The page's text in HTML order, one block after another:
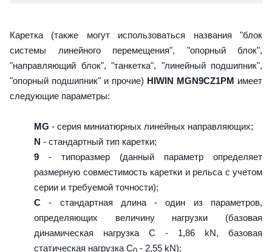
Каретка (также могут использоваться названия "блок
системы линейного перемещения", "опорный блок",
"направляющий блок", "танкетка", "линейный подшипник",
"опорный подшипник" и прочие) HIWIN MGN9CZ1PM имеет
следующие параметры:
MG - серия миниатюрных линейных направляющих;
N - стандартный тип каретки;
9 - типоразмер (данный параметр определяет
размерную совместимость каретки и рельса с учетом
серии и требуемой точности);
C - стандартная длина - один из параметров,
определяющих величину нагрузки (базовая
динамическая нагрузка C - 1,86 kN, базовая
статическая нагрузка С
- 2,55 kN);